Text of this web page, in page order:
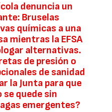
denuncia un
Bruselas
químicas a una
mientras la EFSA
alternativas.
de presión o
de sanidad
la Junta para que
se quede sin
emergentes?